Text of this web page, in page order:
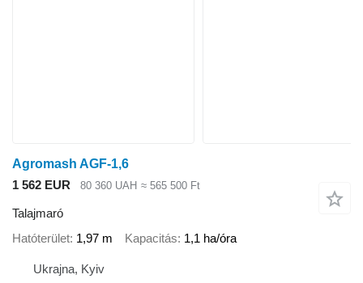
Agromash AGF-1,6
1 562 EUR
80 360 UAH ≈ 565 500 Ft
Talajmaró
Hatóterület 1,97 m Kapacitás 1,1 ha/óra
Ukrajna, Kyiv